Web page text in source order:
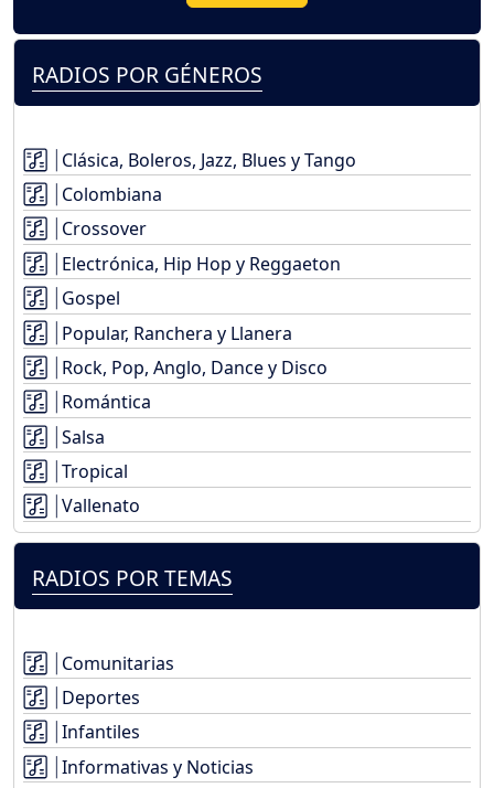
RADIOS POR GÉNEROS
Clásica, Boleros, Jazz, Blues y Tango
Colombiana
Crossover
Electrónica, Hip Hop y Reggaeton
Gospel
Popular, Ranchera y Llanera
Rock, Pop, Anglo, Dance y Disco
Romántica
Salsa
Tropical
Vallenato
RADIOS POR TEMAS
Comunitarias
Deportes
Infantiles
Informativas y Noticias